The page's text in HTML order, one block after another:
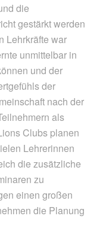
die
gestärkt werden
Lehrkräfte war
unmittelbar in
und der
der
nach der
als
Clubs planen
Lehrerinnen
die zusätzliche
zu
einen großen
die Planung